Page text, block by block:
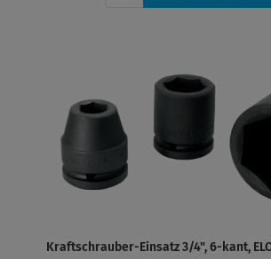
Kraftschrauber-Einsatz 3/4", 6-kant,